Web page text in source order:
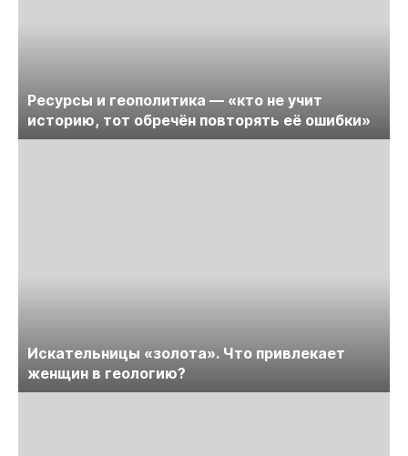
Ресурсы и геополитика — «кто не учит
историю, тот обречён повторять её ошибки»
Искательницы «золота». Что привлекает
женщин в геологию?